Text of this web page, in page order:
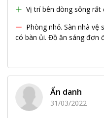
Vị trí bên dòng sông rất
Phòng nhỏ. Sàn nhà
có bàn ủi. Đồ ăn sáng đơn
Ẩn danh
31/03/2022